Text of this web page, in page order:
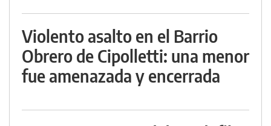
Violento asalto en el Barrio
Obrero de Cipolletti: una menor
fue amenazada y encerrada